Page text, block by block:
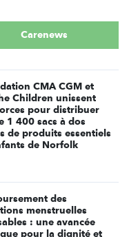
Carenews
CMA CGM et
Children unissent
pour distribuer
1 400 sacs à dos
de produits essentiels
de Norfolk
des
menstruelles
: une avancée
pour la dignité et